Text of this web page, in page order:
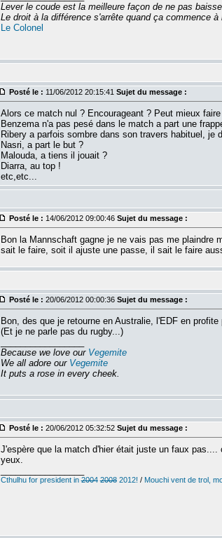
Lever le coude est la meilleure façon de ne pas
Le droit à la différence s'arrête quand ça commence à
Le Colonel
Posté le : 11/06/2012 20:15:41 Sujet du message :
Alors ce match nul ? Encourageant ? Peut mieux
Benzema n'a pas pesé dans le match a part une
Ribery a parfois sombre dans son travers habituel, je
Nasri, a part le but ?
Malouda, a tiens il jouait ?
Diarra, au top !
etc,etc...
Posté le : 14/06/2012 09:00:46 Sujet du message :
Bon la Mannschaft gagne je ne vais pas me plaindre
sait le faire, soit il ajuste une passe, il sait le faire
Posté le : 20/06/2012 00:00:36 Sujet du message :
Bon, des que je retourne en Australie, l'EDF en
(Et je ne parle pas du rugby...)
Because we love our Vegemite
We all adore our Vegemite
It puts a rose in every cheek.
Posté le : 20/06/2012 05:32:52 Sujet du message :
J'espère que la match d'hier était juste un faux
yeux.
Cthulhu for president in2004 20082012! / Mouchi vent de trol,